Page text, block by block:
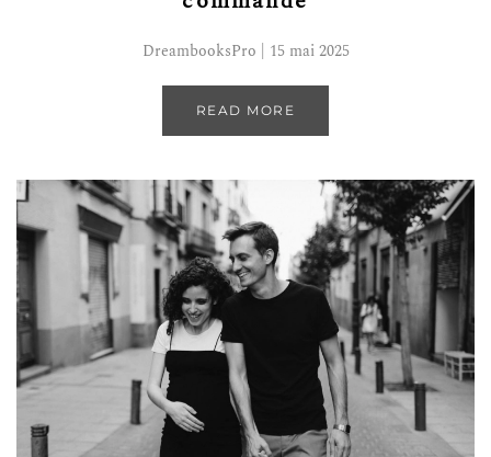
DreambooksPro | 15 mai 2025
READ MORE